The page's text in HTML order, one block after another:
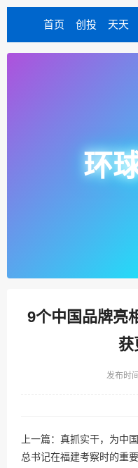
首页 创投 天天
环
9个中国品牌亮
获
发布时
上一篇： 真抓实干，为中
总书记在福建考察时的重